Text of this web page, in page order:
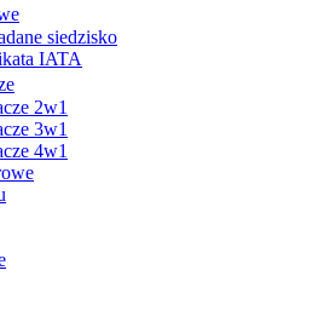
siedzisko
IATA
2w1
3w1
4w1